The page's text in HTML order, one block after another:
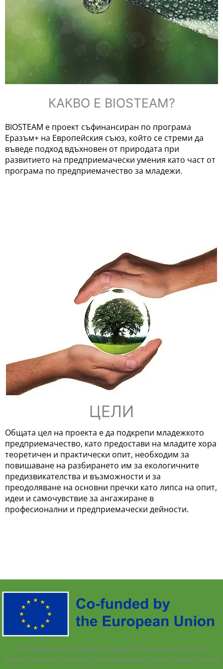
КАКВО Е BIOSTEAM?
BIOSTEAM e проект съфинансиран по програма
Еразъм+ на Европейския съюз, който се стреми да
въведе подход вдъхновен от природата при
развитието на предприемачески умения като част от
програма по предприемачество за младежи.
ЦЕЛИ
Общата цел на проекта е да подкрепи младежкото
предприемачество, като предостави на младите хора
теоретичен и практически опит, необходим за
повишаване на разбирането им за екологичните
предизвикателства и възможности и за
преодоляване на основни пречки като липса на опит,
идеи и самочувствие за ангажиране в
професионални и предприемачески дейности.
"The European Commission support for the production of this
website does not constitute an endorsement of the contents which